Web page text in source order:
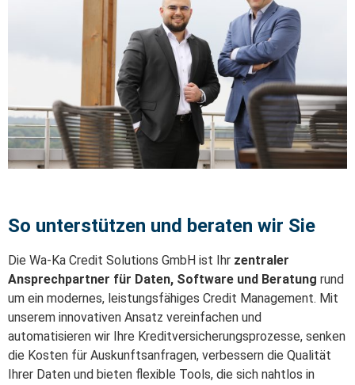
So unterstützen und beraten wir Sie
Die Wa-Ka Credit Solutions GmbH ist Ihr zentraler
Ansprechpartner für Daten, Software und Beratung rund
um ein modernes, leistungsfähiges Credit Management. Mit
unserem innovativen Ansatz vereinfachen und
automatisieren wir Ihre Kreditversicherungsprozesse, senken
die Kosten für Auskunftsanfragen, verbessern die Qualität
Ihrer Daten und bieten flexible Tools, die sich nahtlos in